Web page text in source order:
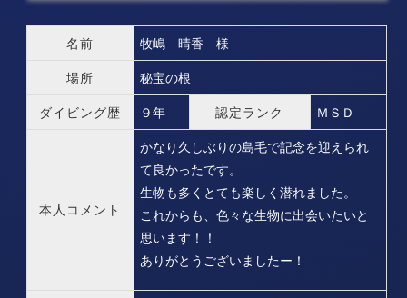
名前
牧嶋 晴香 様
場所
秘宝の根
ダイビング歴
９年 認定ランク ＭＳＤ
本人コメント
かなり久しぶりの島毛で記念を迎えられ
て良かったです。
生物も多くとても楽しく潜れました。
これからも、色々な生物に出会いたいと
思います！！
ありがとうございましたー！